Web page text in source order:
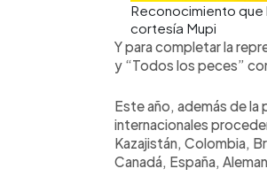
Reconocimiento
cortesía Mupi
Y para completar la
y “Todos los peces”
Este año, además de
internacionales
Kazajistán, Colombia,
Canadá, España,